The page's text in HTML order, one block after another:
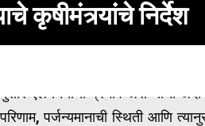
कृषीमंत्र्यांचे निर्देश
एल निनोचा प्रभाव असण्याचा
पर्जन्यमानाची स्थिती आणि